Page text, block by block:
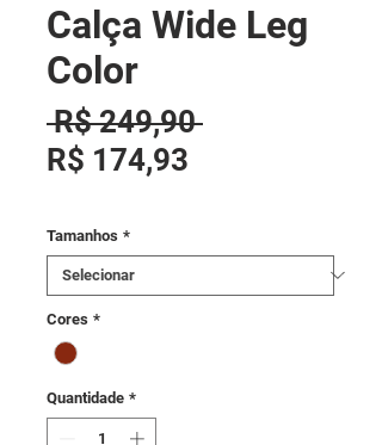
Calça Wide Leg
Color
R$ 249,90 Preço normal
R$ 174,93
Tamanhos *
Cores *
Quantidade *